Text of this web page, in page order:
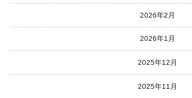
2026年2月
2026年1月
2025年12月
2025年11月